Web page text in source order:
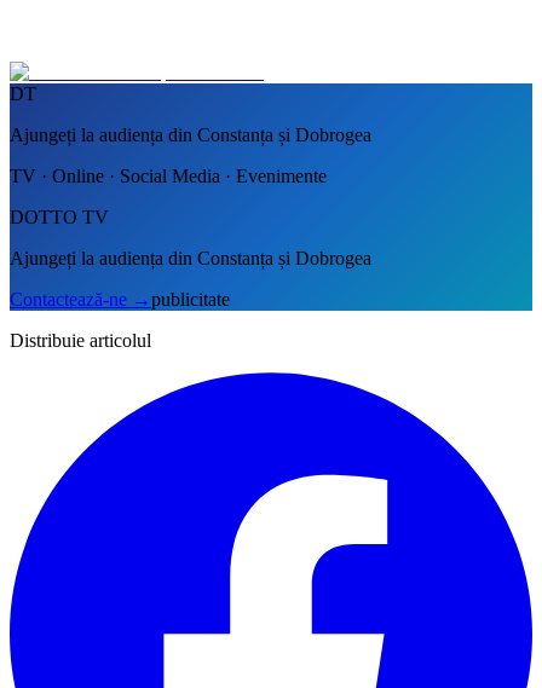
DT
Ajungeți la audiența din Constanța și Dobrogea
TV · Online · Social Media · Evenimente
DOTTO TV
Ajungeți la audiența din Constanța și Dobrogea
Contactează-ne →publicitate
Distribuie articolul